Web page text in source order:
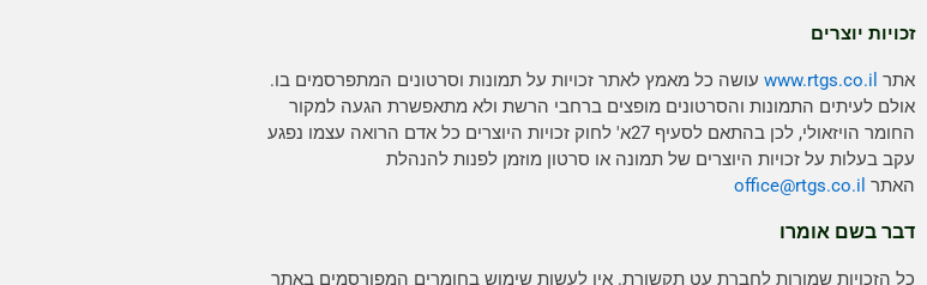
זכויות יוצרים
אתר www.rtgs.co.il עושה כל מאמץ לאתר זכויות על תמונות וסרטונים המתפרסמים בו.
אולם לעיתים התמונות והסרטונים מופצים ברחבי הרשת ולא מתאפשרת הגעה למקור
החומר הויזאולי, לכן בהתאם לסעיף 27א' לחוק זכויות היוצרים כל אדם הרואה עצמו נפגע
עקב בעלות על זכויות היוצרים של תמונה או סרטון מוזמן לפנות להנהלת
האתר
office@rtgs.co.il
דבר בשם אומרו
כל הזכויות שמורות לחברת עט תקשורת. אין לעשות שימוש בחומרים המפורסמים באתר